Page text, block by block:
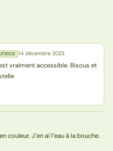
14 décembre 2023
vraiment accessible. Bisous et
couleur. J’en ai l’eau à la bouche.